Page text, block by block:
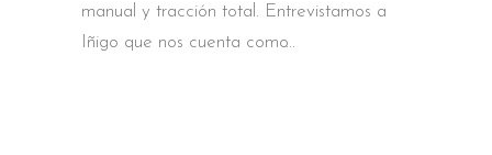
manual y tracción total. Entrevistamos a
Iñigo que nos cuenta como